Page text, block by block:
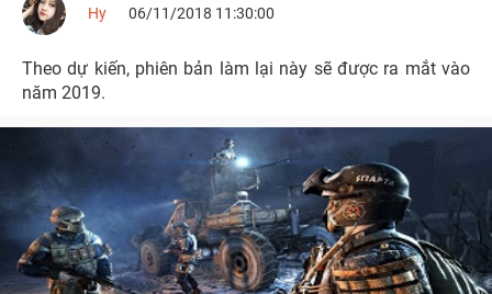
Hy 06/11/2018 11:30:00
Theo dự kiến, phiên bản làm lại này sẽ được ra mắt vào
năm 2019.